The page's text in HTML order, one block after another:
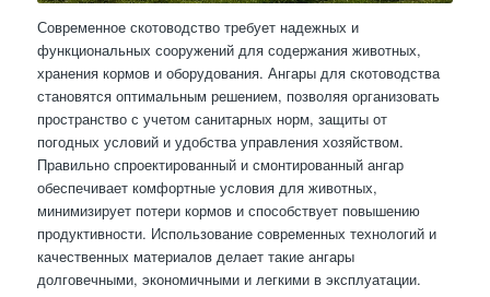
Современное скотоводство требует надежных и
функциональных сооружений для содержания животных,
хранения кормов и оборудования. Ангары для скотоводства
становятся оптимальным решением, позволяя организовать
пространство с учетом санитарных норм, защиты от
погодных условий и удобства управления хозяйством.
Правильно спроектированный и смонтированный ангар
обеспечивает комфортные условия для животных,
минимизирует потери кормов и способствует повышению
продуктивности. Использование современных технологий и
качественных материалов делает такие ангары
долговечными, экономичными и легкими в эксплуатации.